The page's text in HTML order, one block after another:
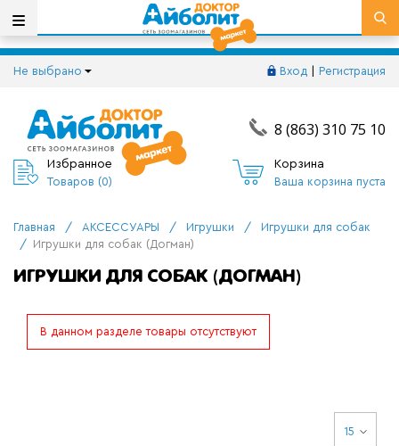
Не выбрано Вход Регистрация
8 (863) 310 75 10
Избранное
Товаров (0)
Корзина
Ваша корзина пуста
Главная / АКСЕССУАРЫ / Игрушки /
Игрушки для собак
/
Игрушки для собак (Догман)
ИГРУШКИ ДЛЯ СОБАК (ДОГМАН)
В данном разделе товары отсутствуют
15